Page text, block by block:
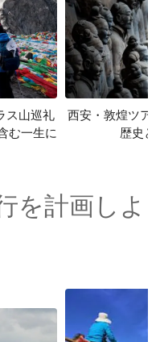
ス山巡礼
む一生に
西安・敦煌ツア
歴史と
を計画しよ